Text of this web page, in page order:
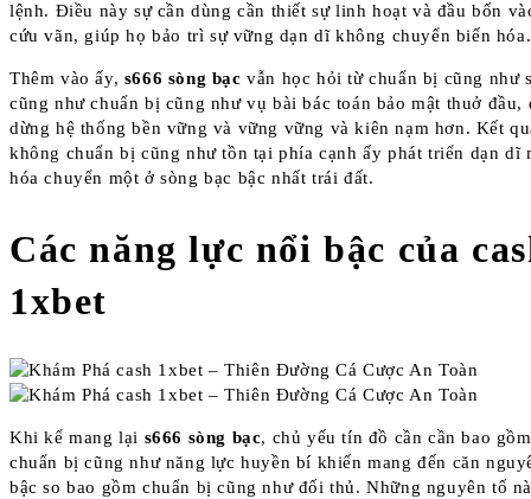
lệnh. Điều này sự cần dùng cần thiết sự linh hoạt và đầu bốn
cứu vãn, giúp họ bảo trì sự vững dạn dĩ không chuyển biến hóa.
Thêm vào ấy, s666 sòng bạc vẫn học hỏi từ chuẩn bị cũng như
cũng như chuẩn bị cũng như vụ bài bác toán bảo mật thuở đầu,
dừng hệ thống bền vững và vững vững và kiên nạm hơn. Kết
không chuẩn bị cũng như tồn tại phía cạnh ấy phát triển dạn dĩ
hóa chuyển một ở sòng bạc bậc nhất trái đất.
Các năng lực nổi bậc của
1xbet
Khi kể mang lại s666 sòng bạc, chủ yếu tín đồ cần cần bao
chuẩn bị cũng như năng lực huyền bí khiến mang đến căn
bậc so bao gồm chuẩn bị cũng như đối thủ. Những nguyên tố